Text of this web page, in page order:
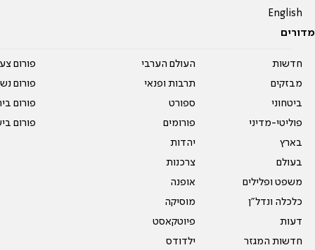
English
מדורים
חדשות
מבזקים
ביטחוני
פוליטי-מדיני
בארץ
בעולם
משפט ופלילים
כלכלה ונדל"ן
דעות
חדשות המגזר
העולם הערבי
תרבות ופנאי
ספורט
פורומים
יהדות
צרכנות
אופנה
מוסיקה
פיוטקאסט
ילדודס
פורום
פורום
פורום
פורום